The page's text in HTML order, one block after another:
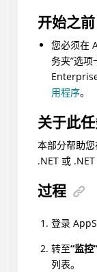
开始之前
您必须在
务夹”选
用程序。
关于此
本部分帮助
.NET 或
过程
登录
转至“监控”
列表。